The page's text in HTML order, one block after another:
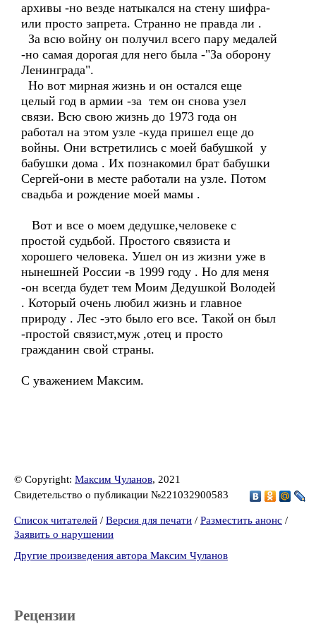
архивы -но везде натыкался на стену шифра-
или просто запрета. Странно не правда ли .
За всю войну он получил всего пару медалей
-но самая дорогая для него была -"За оборону
Ленинграда".
Но вот мирная жизнь и он остался еще
целый год в армии -за тем он снова узел
связи. Всю свою жизнь до 1973 года он
работал на этом узле -куда пришел еще до
войны. Они встретились с моей бабушкой у
бабушки дома . Их познакомил брат бабушки
Сергей-они в месте работали на узле. Потом
свадьба и рождение моей мамы .
Вот и все о моем дедушке,человеке с
простой судьбой. Простого связиста и
хорошего человека. Ушел он из жизни уже в
нынешней России -в 1999 году . Но для меня
-он всегда будет тем Моим Дедушкой Володей
. Который очень любил жизнь и главное
природу . Лес -это было его все. Такой он был
-простой связист,муж ,отец и просто
гражданин свой страны.
С уважением Максим.
© Copyright: Максим Чуланов, 2021
Свидетельство о публикации №221032900583
Список читателей / Версия для печати / Разместить анонс /
Заявить о нарушении
Другие произведения автора Максим Чуланов
Рецензии